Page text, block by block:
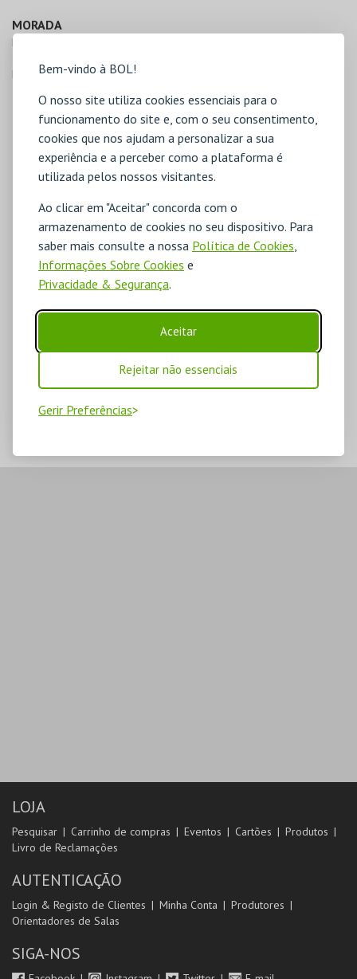
Bem-vindo à BOL!
O nosso site utiliza cookies essenciais para o
funcionamento do site e, com o seu consentimento,
cookies que nos ajudam a personalizar a sua
experiência e a perceber como a plataforma é
utilizada pelos nossos visitantes.
Ao clicar em "Aceitar" concorda com o
armazenamento de cookies no seu dispositivo. Para
saber mais consulte a nossa Política de Cookies
Informações Sobre Cookies e
Privacidade & Segurança.
Aceitar
Rejeitar não essenciais
Gerir Preferências
MORADA
Largo Conselheiro Cabral Metello
Direcções para C.M. Oliveira do Hospital
LOJA
Pesquisar Carrinho de compras Eventos Cartões
Produtos
Livro de Reclamações
AUTENTICAÇÃO
Login & Registo de Clientes Minha Conta
Produtores
Orientadores de Salas
SIGA-NOS